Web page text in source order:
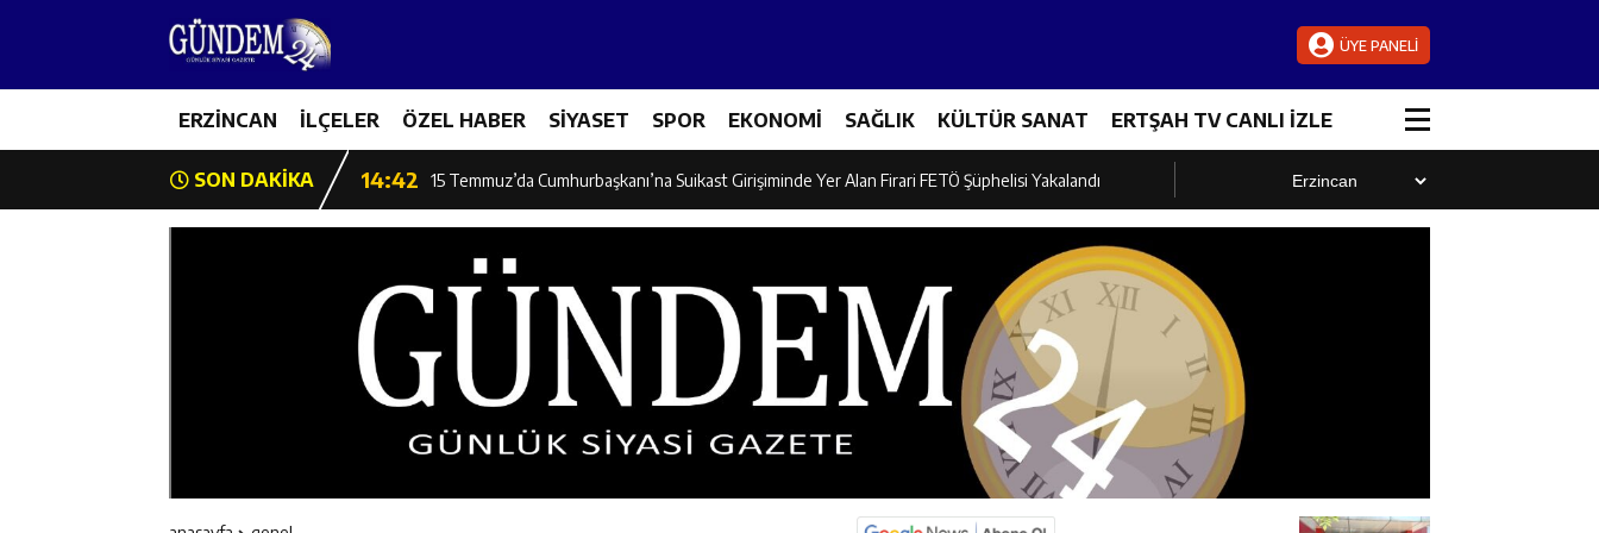
ÜYE PANELİ
ERZİNCAN İLÇELER ÖZEL HABER SİYASET SPOR EKONOMİ SAĞLIK KÜLTÜR SANAT ERTŞAH TV CANLI İZLE
SON DAKİKA
14:43 ETSO Başkan Adayı Süleyman Tan Üyelerle Buluştu
14:42 15 Temmuz’da Cumhurbaşkanı’na Suikast Girişiminde Yer Alan Firari FETÖ Şüphelisi Yakalandı
11:52 Burhan İşliyen, Erzincan’da “Salı Sohbetleri”ne Konuk Oldu
11:52 Erzincan Badmintonda Finale Yükseldi